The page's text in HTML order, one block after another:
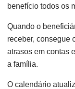
benefício todos os
Quando o
receber, consegue
atrasos em contas
a família.
O calendário